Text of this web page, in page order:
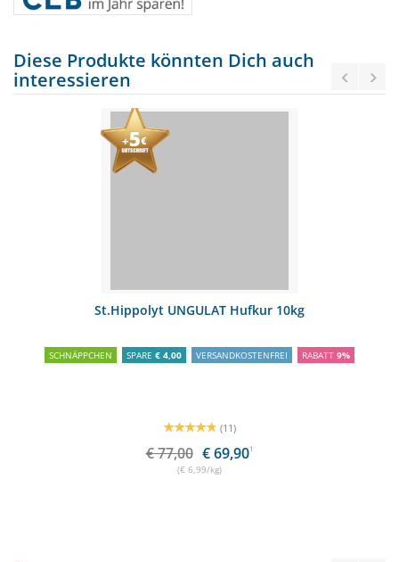
Diese Produkte könnten Dich auch
interessieren
St.Hippolyt UNGULAT Hufkur 10kg
SCHNÄPPCHEN SPARE € 4,00 VERSANDKOSTENFREI RABATT 9%
(11)
€ 77,00 € 69,901
(€ 6,99/kg)